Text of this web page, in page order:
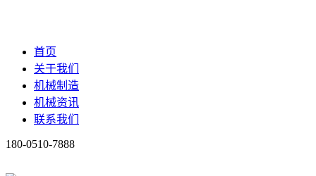
首页
关于我们
机械制造
机械资讯
联系我们
180-0510-7888